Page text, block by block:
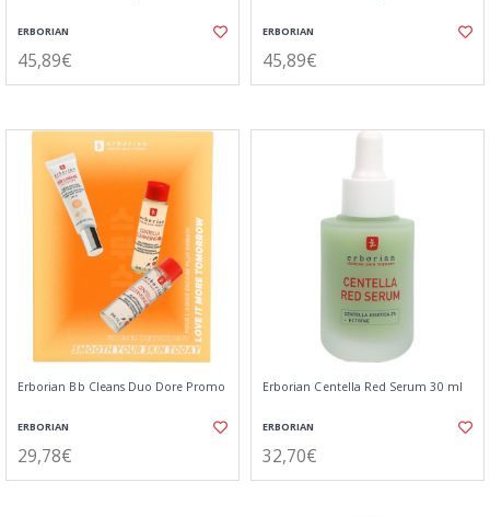
ERBORIAN
45,89€
ERBORIAN
45,89€
Erborian Bb Cleans Duo Dore Promo
ERBORIAN
29,78€
Erborian Centella Red Serum 30 ml
ERBORIAN
32,70€